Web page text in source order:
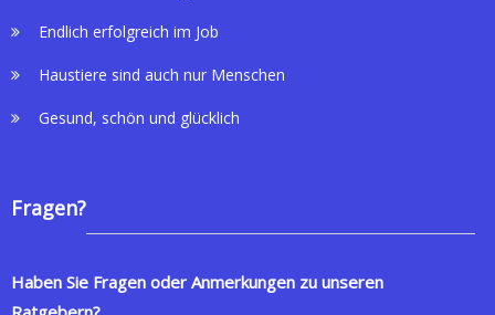
Endlich erfolgreich im Job
Haustiere sind auch nur Menschen
Gesund, schön und glücklich
Fragen?
Haben Sie Fragen oder Anmerkungen zu unseren